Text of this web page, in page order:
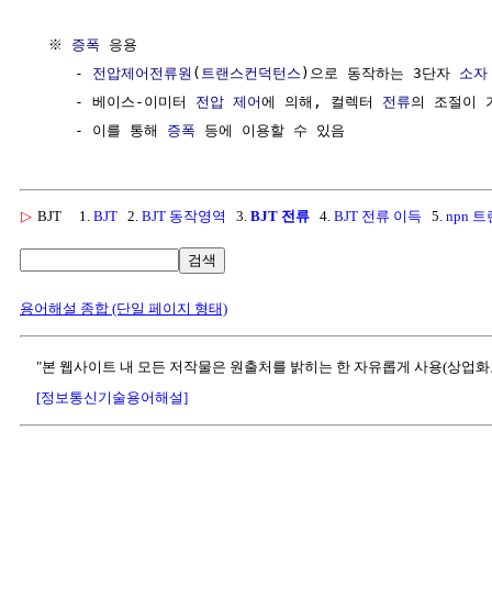
  ※
증폭 응용
     -
전압제어전류원 ( 트랜스컨덕턴스 )으로 동작하는 3단자 소자
     - 베이스-이미터
전압 제어에 의해, 컬렉터 전류의 조절이
     - 이를 통해
증폭 등에 이용할 수 있음
▷ BJT 1. BJT 2. BJT 동작영역 3. BJT 전류 4. BJT 전류 이득 5. npn 트
검색
용어해설 종합 (단일 페이지 형태)
"본 웹사이트 내 모든 저작물은 원출처를 밝히는 한 자유롭게 사용(상업
[정보통신기술용어해설]